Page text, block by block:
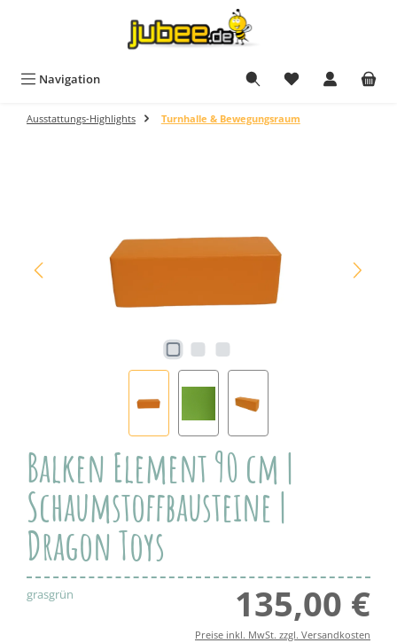
Navigation Du hast 0
Ausstattungs-Highlights Turnhalle & Bewegungsraum
Balken Element 90 cm |
Schaumstoffbausteine |
Dragon Toys
grasgrün 135,00 €
Preise inkl. MwSt. zzgl. Versandkosten